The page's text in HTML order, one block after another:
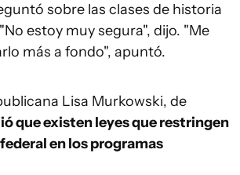
sobre las clases de historia
estoy muy segura", dijo. "Me
más a fondo", apuntó.
Lisa Murkowski, de
que existen leyes que restringen
en los programas